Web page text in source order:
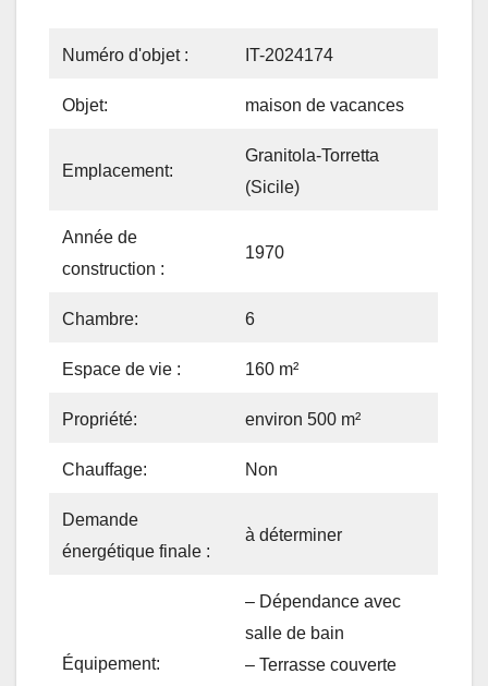
Numéro d'objet : IT-2024174
Objet: maison de vacances
Emplacement:
Granitola-Torretta
(Sicile)
Année de
construction :
1970
Chambre: 6
Espace de vie : 160 m²
Propriété: environ 500 m²
Chauffage: Non
Demande
énergétique finale :
à déterminer
Équipement:
– Dépendance avec
salle de bain
– Terrasse couverte